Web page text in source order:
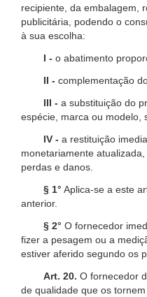
recipiente, da embalagem,
publicitária, podendo o
à sua escolha:
I - o abatimento
II - complementação
III - a substituição do
espécie, marca ou modelo,
IV - a restituição
monetariamente
perdas e danos.
§ 1° Aplica-se a este
anterior.
§ 2° O fornecedor
fizer a pesagem ou a
estiver aferido segundo os
Art. 20. O fornecedor
de qualidade que os